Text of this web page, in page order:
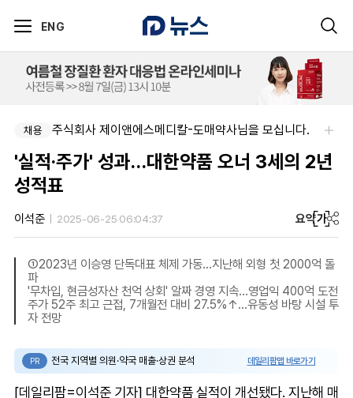
ENG
채용 주식회사 제이앤에스메디칼-도매약사님을 모십니다.
'실적·주가' 성과…대한약품 오너 3세의 2년
성적표
이석준 2025-06-25 06:04:37 요약가
①2023년 이승영 단독대표 체제 가동…지난해 외형 첫 2000억 돌
파
'무차입, 현금성자산 천억 상회' 알짜 경영 지속…영업익 400억 도전
주가 52주 최고 근접, 7개월전 대비 27.5%↑…유동성 바탕 시설 투
자 전망
PR 전국 지역별 의원·약국 매출·상권 분석 데일리팜맵 바로가기
[데일리팜=이석준 기자] 대한약품 실적이 개선됐다. 지난해 매